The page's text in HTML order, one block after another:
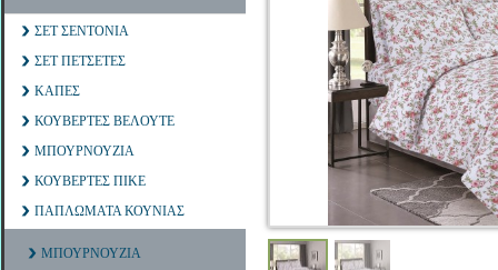
ΣΕΤ ΣΕΝΤΟΝΙΑ
ΣΕΤ ΠΕΤΣΕΤΕΣ
ΚΑΠΕΣ
ΚΟΥΒΕΡΤΕΣ ΒΕΛΟΥΤΕ
ΜΠΟΥΡΝΟΥΖΙΑ
ΚΟΥΒΕΡΤΕΣ ΠΙΚΕ
ΠΑΠΛΩΜΑΤΑ ΚΟΥΝΙΑΣ
ΜΠΟΥΡΝΟΥΖΙΑ